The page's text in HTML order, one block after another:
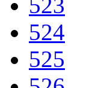
524
525